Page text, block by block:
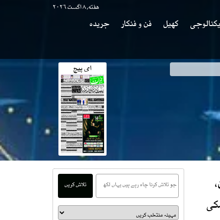
هفته, ۸ اگست ۲۰۲۶
کھیل فن و فنکار
جریدہ
ای پیج
تلاش کریں